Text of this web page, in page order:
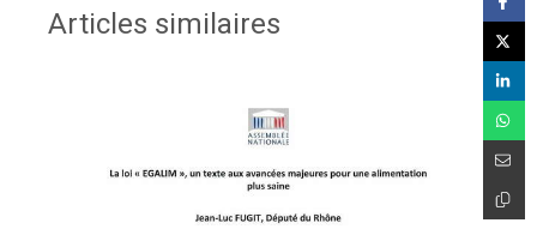
Articles similaires